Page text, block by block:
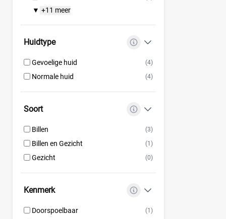
▼ +11 meer
Huidtype
Gevoelige huid (4)
Normale huid (4)
Soort
Billen (3)
Billen en Gezicht (1)
Gezicht (0)
Kenmerk
Doorspoelbaar (1)